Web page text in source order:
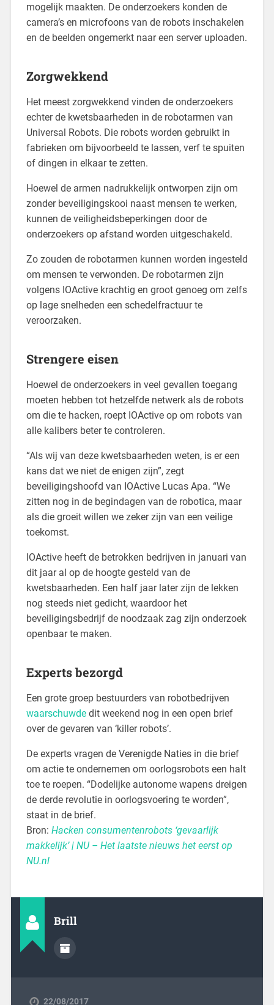
mogelijk maakten. De onderzoekers konden de
camera’s en microfoons van de robots inschakelen
en de beelden ongemerkt naar een server uploaden.
Zorgwekkend
Het meest zorgwekkend vinden de onderzoekers
echter de kwetsbaarheden in de robotarmen van
Universal Robots. Die robots worden gebruikt in
fabrieken om bijvoorbeeld te lassen, verf te spuiten
of dingen in elkaar te zetten.
Hoewel de armen nadrukkelijk ontworpen zijn om
zonder beveiligingskooi naast mensen te werken,
kunnen de veiligheidsbeperkingen door de
onderzoekers op afstand worden uitgeschakeld.
Zo zouden de robotarmen kunnen worden ingesteld
om mensen te verwonden. De robotarmen zijn
volgens IOActive krachtig en groot genoeg om zelfs
op lage snelheden een schedelfractuur te
veroorzaken.
Strengere eisen
Hoewel de onderzoekers in veel gevallen toegang
moeten hebben tot hetzelfde netwerk als de robots
om die te hacken, roept IOActive op om robots van
alle kalibers beter te controleren.
“Als wij van deze kwetsbaarheden weten, is er een
kans dat we niet de enigen zijn”, zegt
beveiligingshoofd van IOActive Lucas Apa. “We
zitten nog in de begindagen van de robotica, maar
als die groeit willen we zeker zijn van een veilige
toekomst.
IOActive heeft de betrokken bedrijven in januari van
dit jaar al op de hoogte gesteld van de
kwetsbaarheden. Een half jaar later zijn de lekken
nog steeds niet gedicht, waardoor het
beveiligingsbedrijf de noodzaak zag zijn onderzoek
openbaar te maken.
Experts bezorgd
Een grote groep bestuurders van robotbedrijven
waarschuwdedit weekend nog in een open brief
over de gevaren van ‘killer robots’.
De experts vragen de Verenigde Naties in die brief
om actie te ondernemen om oorlogsrobots een halt
toe te roepen. “Dodelijke autonome wapens dreigen
de derde revolutie in oorlogsvoering te worden”,
staat in de brief.
Bron: Hacken consumentenrobots ‘gevaarlijk
makkelijk’ | NU – Het laatste nieuws het eerst op
NU.nl
Brill
22/08/2017